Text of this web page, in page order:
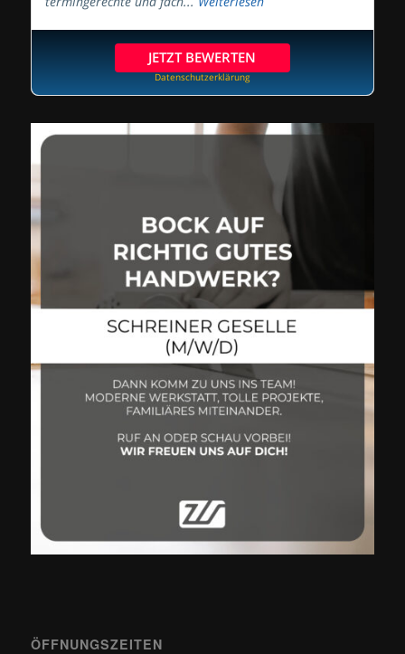
JETZT BEWERTEN
Datenschutzerklärung
ÖFFNUNGSZEITEN